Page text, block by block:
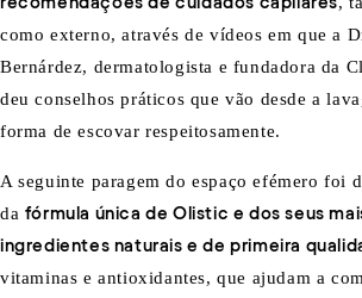
como externo, através de vídeos em que a
Bernárdez, dermatologista e fundadora da
deu conselhos práticos que vão desde a
forma de escovar respeitosamente.
A seguinte paragem do espaço efémero foi
da fórmula única de Olistic e dos seus
ingredientes naturais e de primeira
vitaminas e antioxidantes, que ajudam a